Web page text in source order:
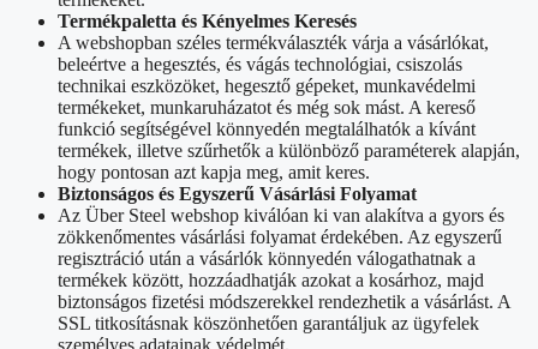
Termékpaletta és Kényelmes Keresés
A webshopban széles termékválaszték várja a vásárlókat,
beleértve a hegesztés, és vágás technológiai, csiszolás
technikai eszközöket, hegesztő gépeket, munkavédelmi
termékeket, munkaruházatot és még sok mást. A kereső
funkció segítségével könnyedén megtalálhatók a kívánt
termékek, illetve szűrhetők a különböző paraméterek alapján,
hogy pontosan azt kapja meg, amit keres.
Biztonságos és Egyszerű Vásárlási Folyamat
Az Über Steel webshop kiválóan ki van alakítva a gyors és
zökkenőmentes vásárlási folyamat érdekében. Az egyszerű
regisztráció után a vásárlók könnyedén válogathatnak a
termékek között, hozzáadhatják azokat a kosárhoz, majd
biztonságos fizetési módszerekkel rendezhetik a vásárlást. A
SSL titkosításnak köszönhetően garantáljuk az ügyfelek
személyes adatainak védelmét.